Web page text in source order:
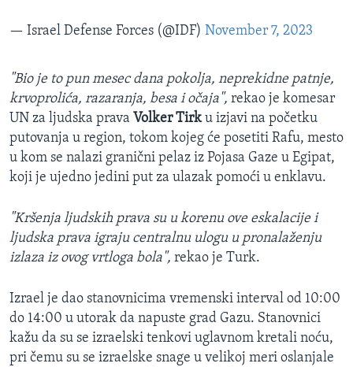
— Israel Defense Forces (@IDF) November 7, 2023
"Bio je to pun mesec dana pokolja, neprekidne patnje,
krvoprolića, razaranja, besa i očaja", rekao je komesar
UN za ljudska prava Volker Tirku izjavi na početku
putovanja u region, tokom kojeg će posetiti Rafu, mesto
u kom se nalazi granični pelaz iz Pojasa Gaze u Egipat,
koji je ujedno jedini put za ulazak pomoći u enklavu.
"Kršenja ljudskih prava su u korenu ove eskalacije i
ljudska prava igraju centralnu ulogu u pronalaženju
izlaza iz ovog vrtloga bola", rekao je Turk.
Izrael je dao stanovnicima vremenski interval od 10:00
do 14:00 u utorak da napuste grad Gazu. Stanovnici
kažu da su se izraelski tenkovi uglavnom kretali noću,
pri čemu su se izraelske snage u velikoj meri oslanjale